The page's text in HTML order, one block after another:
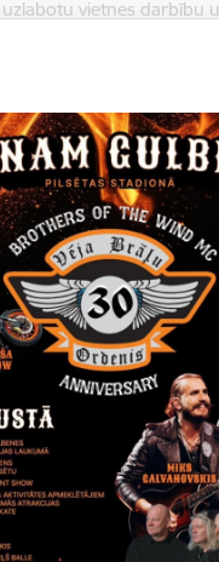
uzlabotu vietnes darbību
statistisko datu iegūšanai
apmeklētājs izmanto
2 gadi
_gat
Statistikas sīkdatnes
uzlabotu vietnes darbību un
pakalpojumus)
Izmanto Google Analytics,
pieprasījuma līmeni.
1 minūte